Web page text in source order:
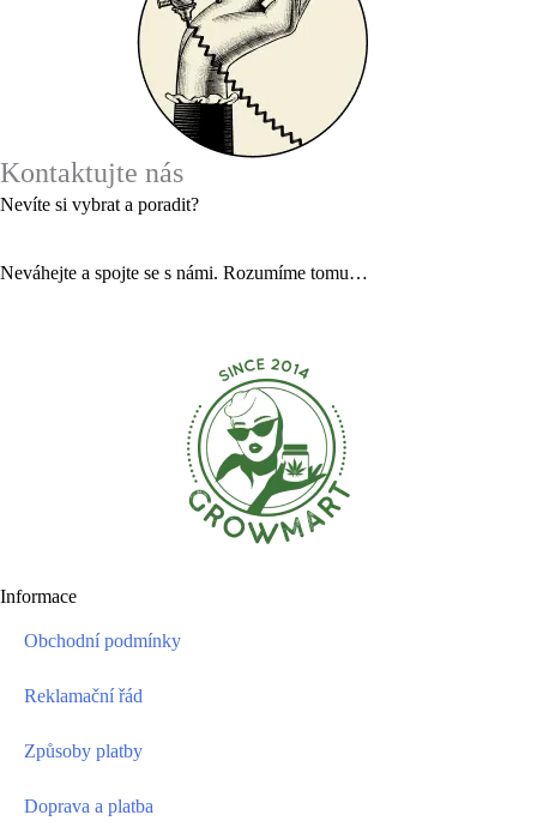
Kontaktujte nás
Nevíte si vybrat a poradit?
Neváhejte a spojte se s námi. Rozumíme tomu…
Informace
Obchodní podmínky
Reklamační řád
Způsoby platby
Doprava a platba